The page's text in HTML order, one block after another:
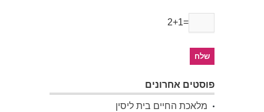
2+1=
פוסטים אחרונים
מלאכת החיים בית ליסין